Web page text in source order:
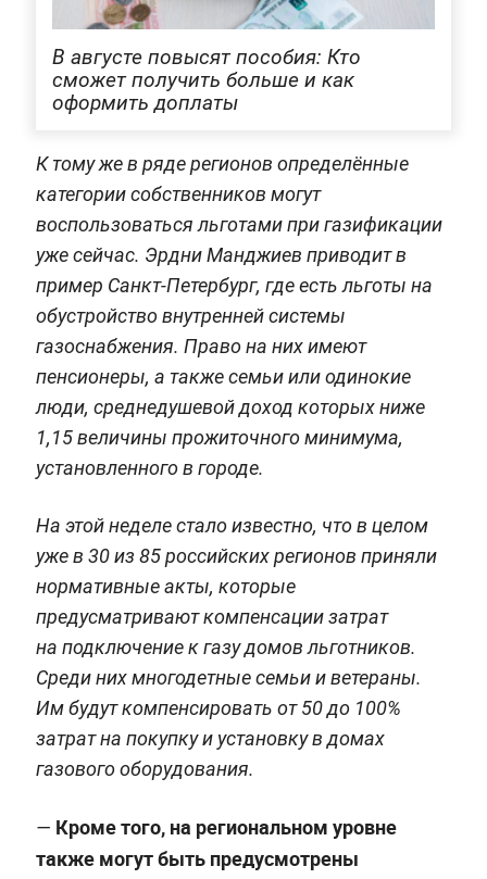
В августе повысят пособия: Кто
сможет получить больше и как
оформить доплаты
К тому же в ряде регионов определённые
категории собственников могут
воспользоваться льготами при газификации
уже сейчас. Эрдни Манджиев приводит в
пример Санкт-Петербург, где есть льготы на
обустройство внутренней системы
газоснабжения. Право на них имеют
пенсионеры, а также семьи или одинокие
люди, среднедушевой доход которых ниже
1,15 величины прожиточного минимума,
установленного в городе.
На этой неделе стало известно, что в целом
уже в 30 из 85 российских регионов приняли
нормативные акты, которые
предусматривают компенсации затрат
на подключение к газу домов льготников.
Среди них многодетные семьи и ветераны.
Им будут компенсировать от 50 до 100%
затрат на покупку и установку в домах
газового оборудования.
— Кроме того, на региональном уровне
также могут быть предусмотрены